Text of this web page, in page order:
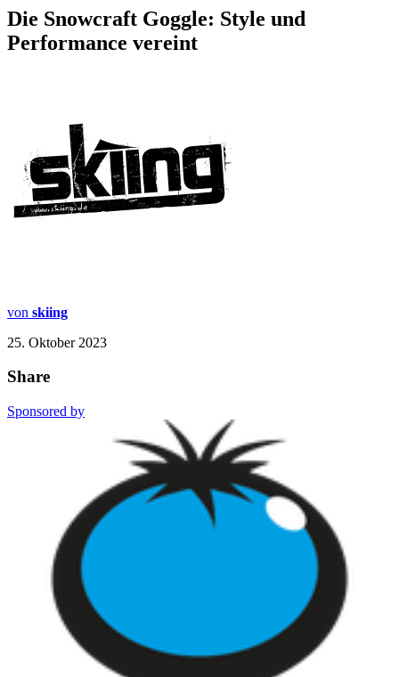
Die Snowcraft Goggle: Style und
Performance vereint
von skiing
25. Oktober 2023
Share
Sponsored by